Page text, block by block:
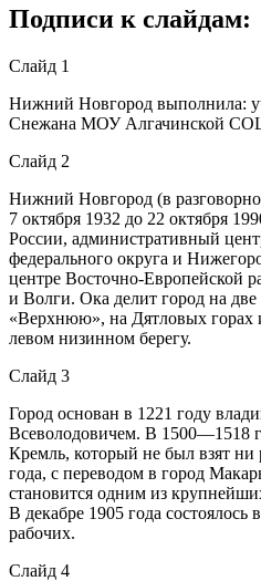
Подписи к слайдам:
Слайд 1
Нижний Новгород выполнила:
Снежана МОУ Алгачинской
Слайд 2
Нижний Новгород (в
7 октября 1932 до 22 октября
России, административный
федерального округа и
центре Восточно-Европейской
и Волги. Ока делит город на
«Верхнюю», на Дятловых
левом низинном берегу.
Слайд 3
Город основан в 1221 году
Всеволодовичем. В 1500—1518
Кремль, который не был взят
года, с переводом в город
становится одним из
В декабре 1905 года состоялось
рабочих.
Слайд 4